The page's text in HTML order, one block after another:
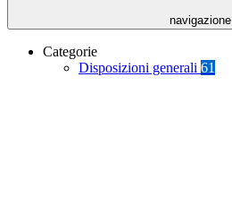
navigazione
Categorie
Disposizioni generali 61